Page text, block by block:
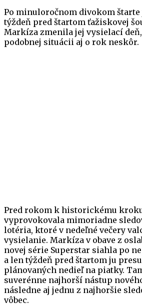
Po minuloročnom divokom štarte
týždeň pred štartom ťažiskovej
Markíza zmenila jej vysielací
podobnej situácii aj o rok neskôr.
Pred rokom k historickému
vyprovokovala mimoriadne
lotéria, ktoré v nedeľné večery
vysielanie. Markíza v obave z
novej série Superstar siahla po
a len týždeň pred štartom ju
plánovaných nedieľ na piatky.
suverénne najhorší nástup
následne aj jednu z najhoršie
vôbec.